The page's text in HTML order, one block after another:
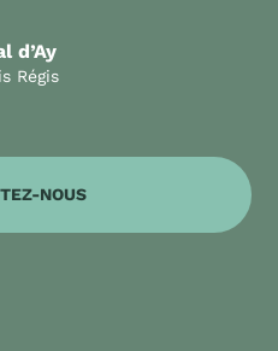
d’Ay
Régis
NOUS